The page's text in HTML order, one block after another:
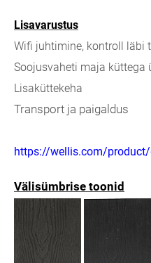
Lisavarustus
Wifi juhtimine, kontroll läbi
Soojusvaheti maja küttega
Lisaküttekeha
Transport ja paigaldus
https://wellis.com/
Välisümbrise toonid